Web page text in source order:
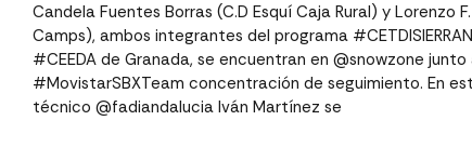
Candela Fuentes Borras (C.D Esquí Caja Rural) y Lorenzo
Camps), ambos integrantes del programa
#CEEDA de Granada, se encuentran en @snowzone junto
#MovistarSBXTeam concentración de seguimiento. En
técnico @fadiandalucia Iván Martínez se